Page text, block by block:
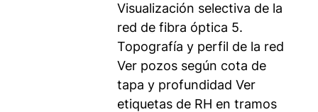
Visualización selectiva de la
red de fibra óptica 5.
Topografía y perfil de la red
Ver pozos según cota de
tapa y profundidad Ver
etiquetas de RH en tramos